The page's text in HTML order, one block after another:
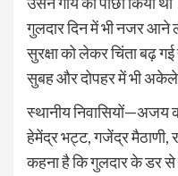
गुलदार दिन में भी नजर आने
सुरक्षा को लेकर चिंता बढ़
सुबह और दोपहर में भी अकेले
स्थानीय निवासियों—अजय
हेमेंद्र भट्ट, गजेंद्र मैठाणी,
कहना है कि गुलदार के डर